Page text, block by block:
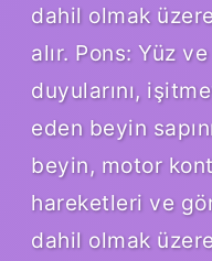
dahil olmak
alır. Pons: Yüz
duyularını,
eden beyin
beyin, motor
hareketleri ve
dahil olmak